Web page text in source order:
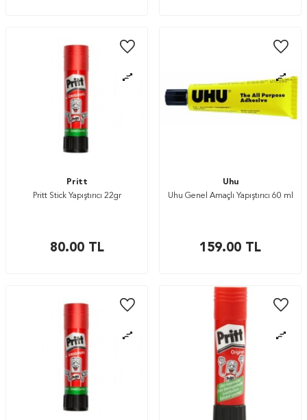
Pritt
Pritt Stick Yapıştırıcı 22gr
80.00TL
Uhu
Uhu Genel Amaçlı Yapıştırıcı 60 ml
159.00 TL